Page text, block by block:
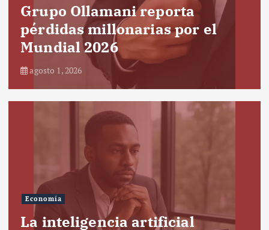
Grupo Ollamani reporta
pérdidas millonarias por el
Mundial 2026
agosto 1, 2026
Economía
La inteligencia artificial